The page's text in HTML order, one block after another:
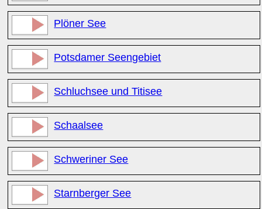
Plöner See
Potsdamer Seengebiet
Schluchsee und Titisee
Schaalsee
Schweriner See
Starnberger See